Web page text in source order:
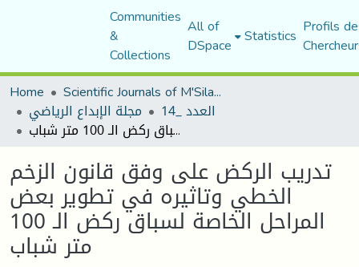
Communities
&
Collections
All of
DSpace Statistics Profils
Home
Scientific Journals of M'Sila University
مجلة الإبداع الرياضي العدد _14
تدريب الركض على وفق قانون الزخم الخطي وتاثيره في تطوير بعض المراحل الخاصة لسباق ركض الـ 100 متر شباب
تدريب الركض على وفق قانون الزخم
الخطي وتاثيره في تطوير بعض
المراحل الخاصة لسباق ركض الـ 100
متر شباب